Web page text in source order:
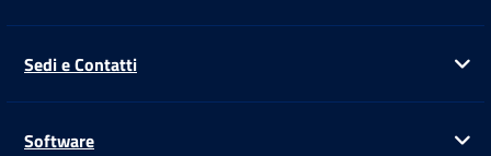
Sedi e Contatti
Software